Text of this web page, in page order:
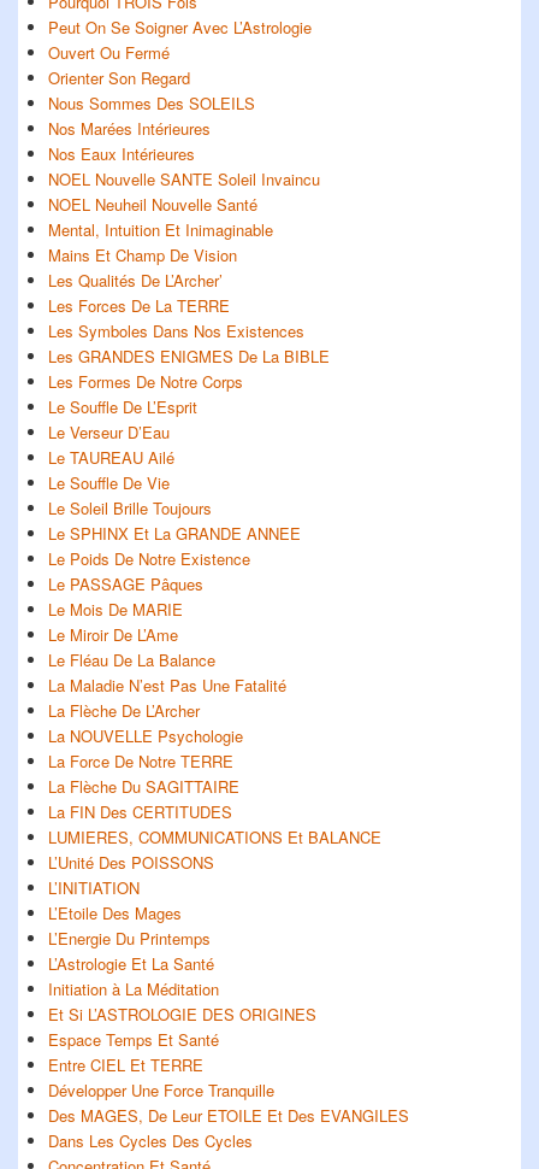
Peut On Se Soigner Avec L’Astrologie
Ouvert Ou Fermé
Orienter Son Regard
Nous Sommes Des SOLEILS
Nos Marées Intérieures
Nos Eaux Intérieures
NOEL Nouvelle SANTE Soleil Invaincu
NOEL Neuheil Nouvelle Santé
Mental, Intuition Et Inimaginable
Mains Et Champ De Vision
Les Qualités De L’Archer’
Les Forces De La TERRE
Les Symboles Dans Nos Existences
Les GRANDES ENIGMES De La BIBLE
Les Formes De Notre Corps
Le Souffle De L’Esprit
Le Verseur D’Eau
Le TAUREAU Ailé
Le Souffle De Vie
Le Soleil Brille Toujours
Le SPHINX Et La GRANDE ANNEE
Le Poids De Notre Existence
Le PASSAGE Pâques
Le Mois De MARIE
Le Miroir De L’Ame
Le Fléau De La Balance
La Maladie N’est Pas Une Fatalité
La Flèche De L’Archer
La NOUVELLE Psychologie
La Force De Notre TERRE
La Flèche Du SAGITTAIRE
La FIN Des CERTITUDES
LUMIERES, COMMUNICATIONS Et BALANCE
L’Unité Des POISSONS
L’INITIATION
L’Etoile Des Mages
L’Energie Du Printemps
L’Astrologie Et La Santé
Initiation à La Méditation
Et Si L’ASTROLOGIE DES ORIGINES
Espace Temps Et Santé
Entre CIEL Et TERRE
Développer Une Force Tranquille
Des MAGES, De Leur ETOILE Et Des EVANGILES
Dans Les Cycles Des Cycles